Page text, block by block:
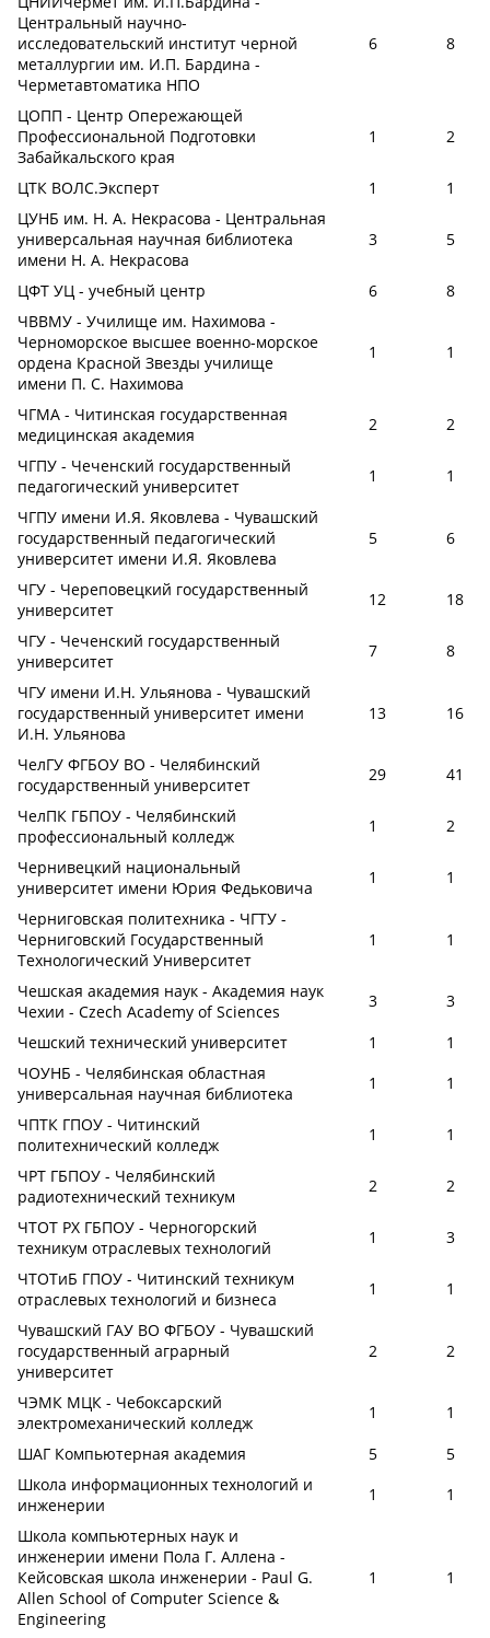
Центральный научно-
исследовательский институт черной
металлургии им. И.П. Бардина -
Черметавтоматика НПО
6 8
ЦОПП - Центр Опережающей
Профессиональной Подготовки
Забайкальского края
1 2
ЦТК ВОЛС.Эксперт 1
1
ЦУНБ им. Н. А. Некрасова - Центральная
универсальная научная библиотека
имени Н. А. Некрасова
3 5
ЦФТ УЦ - учебный центр 6
8
ЧВВМУ - Училище им. Нахимова -
Черноморское высшее военно-морское
ордена Красной Звезды училище
имени П. С. Нахимова
1 1
ЧГМА - Читинская государственная
медицинская академия
2
2
ЧГПУ - Чеченский государственный
педагогический университет
1
1
ЧГПУ имени И.Я. Яковлева - Чувашский
государственный педагогический
университет имени И.Я. Яковлева
5 6
ЧГУ - Череповецкий государственный
университет
12
18
ЧГУ - Чеченский государственный
университет
7
8
ЧГУ имени И.Н. Ульянова - Чувашский
государственный университет имени
И.Н. Ульянова
13 16
ЧелГУ ФГБОУ ВО - Челябинский
государственный университет
29
41
ЧелПК ГБПОУ - Челябинский
профессиональный колледж
1
2
Чернивецкий национальный
университет имени Юрия Федьковича
1
1
Черниговская политехника - ЧГТУ -
Черниговский Государственный
Технологический Университет
1 1
Чешская академия наук - Академия наук
Чехии - Czech Academy of Sciences
3
3
Чешский технический университет
1
1
ЧОУНБ - Челябинская областная
универсальная научная библиотека
1
1
ЧПТК ГПОУ - Читинский
политехнический колледж
1
1
ЧРТ ГБПОУ - Челябинский
радиотехнический техникум
2
2
ЧТОТ РХ ГБПОУ - Черногорский
техникум отраслевых технологий
1
3
ЧТОТиБ ГПОУ - Читинский техникум
отраслевых технологий и бизнеса
1
1
Чувашский ГАУ ВО ФГБОУ - Чувашский
государственный аграрный
университет
2 2
ЧЭМК МЦК - Чебоксарский
электромеханический колледж
1
1
ШАГ Компьютерная академия
5
5
Школа информационных технологий и
инженерии
1
1
Школа компьютерных наук и
инженерии имени Пола Г. Аллена -
Кейсовская школа инженерии - Paul G.
Allen School of Computer Science &
Engineering
1 1